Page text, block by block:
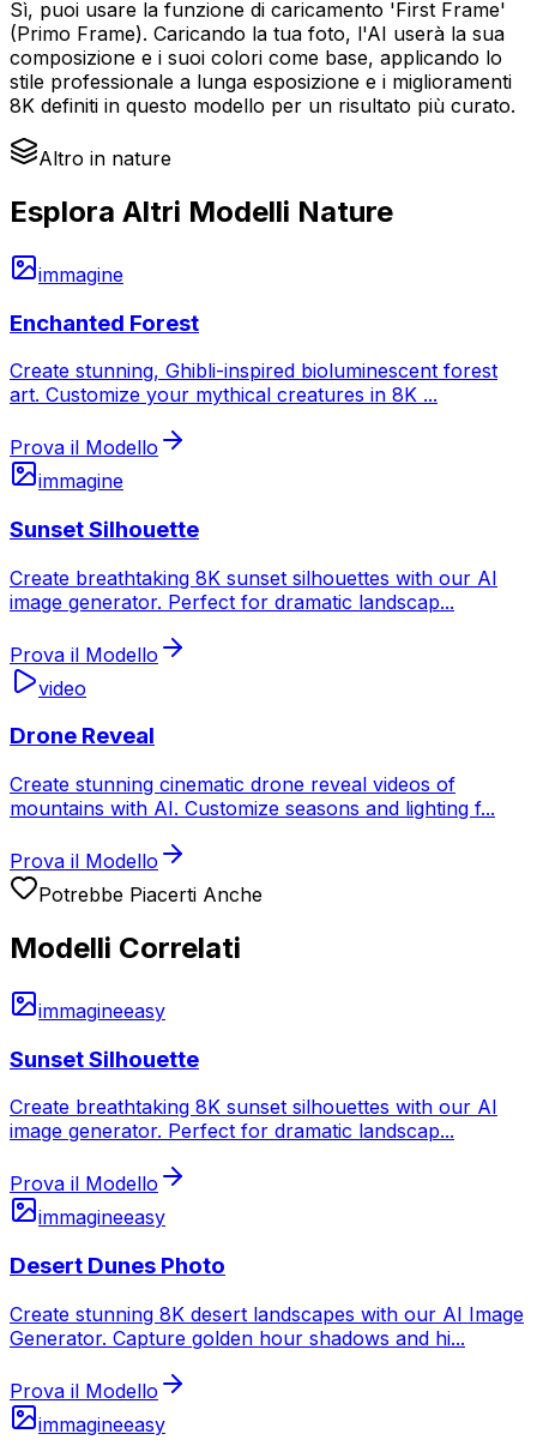
Sì, puoi usare la funzione di caricamento 'First Frame'
(Primo Frame). Caricando la tua foto, l'AI userà la sua
composizione e i suoi colori come base, applicando lo
stile professionale a lunga esposizione e i miglioramenti
8K definiti in questo modello per un risultato più curato.
Altro in nature
Esplora Altri Modelli Nature
immagine
Enchanted Forest
Create stunning, Ghibli-inspired bioluminescent forest
art. Customize your mythical creatures in 8K ...
Prova il Modello
immagine
Sunset Silhouette
Create breathtaking 8K sunset silhouettes with our AI
image generator. Perfect for dramatic landscap...
Prova il Modello
video
Drone Reveal
Create stunning cinematic drone reveal videos of
mountains with AI. Customize seasons and lighting f...
Prova il Modello
Potrebbe Piacerti Anche
Modelli Correlati
immagineeasy
Sunset Silhouette
Create breathtaking 8K sunset silhouettes with our AI
image generator. Perfect for dramatic landscap...
Prova il Modello
immagineeasy
Desert Dunes Photo
Create stunning 8K desert landscapes with our AI Image
Generator. Capture golden hour shadows and hi...
Prova il Modello
immagineeasy